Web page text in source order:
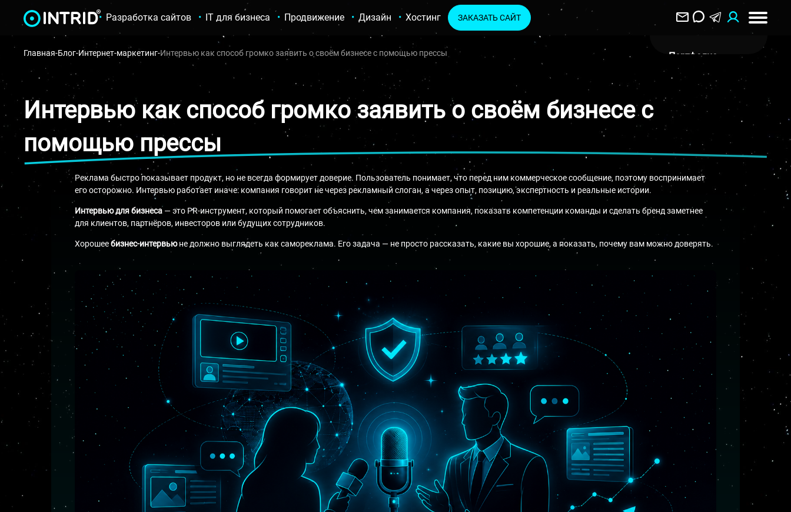
Разработка сайтов IT для бизнеса Продвижение Дизайн Хостинг ЗАКАЗАТЬ САЙТ
Портфолио
О Компании
Клиентам
Отзывы
Блог
Вакансии
ул. Пятницкого 40
ЗАКАЗАТЬ САЙТ
Главная-Блог-Интернет-маркетинг-Интервью как способ громко заявить о своём бизнесе с помощью прессы
Интервью как способ громко заявить о своём бизнесе с
помощью прессы
Реклама быстро показывает продукт, но не всегда формирует доверие. Пользователь понимает, что перед ним коммерческое сообщение, поэтому воспринимает
его осторожно. Интервью работает иначе: компания говорит не через рекламный слоган, а через опыт, позицию, экспертность и реальные истории.
Интервью для бизнеса — это PR-инструмент, который помогает объяснить, чем занимается компания, показать компетенции команды и сделать бренд заметнее
для клиентов, партнёров, инвесторов или будущих сотрудников.
Хорошеебизнес-интервьюне должно выглядеть как самореклама. Его задача — не просто рассказать, какие вы хорошие, а показать, почему вам можно доверять.